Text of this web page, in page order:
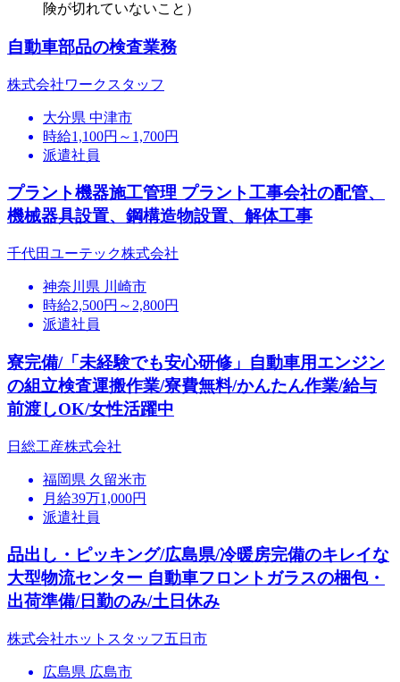
険が切れていないこと）
自動車部品の検査業務
株式会社ワークスタッフ
大分県 中津市
時給1,100円～1,700円
派遣社員
プラント機器施工管理 プラント工事会社の配管、
機械器具設置、鋼構造物設置、解体工事
千代田ユーテック株式会社
神奈川県 川崎市
時給2,500円～2,800円
派遣社員
寮完備/「未経験でも安心研修」自動車用エンジン
の組立検査運搬作業/寮費無料/かんたん作業/給与
前渡しOK/女性活躍中
日総工産株式会社
福岡県 久留米市
月給39万1,000円
派遣社員
品出し・ピッキング/広島県/冷暖房完備のキレイな
大型物流センター 自動車フロントガラスの梱包・
出荷準備/日勤のみ/土日休み
株式会社ホットスタッフ五日市
広島県 広島市